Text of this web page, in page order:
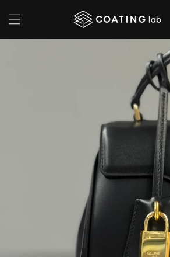
ンツに
進む